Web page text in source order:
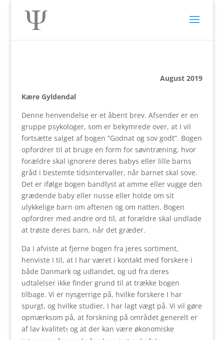
August 2019
Kære Gyldendal
Denne henvendelse er et åbent brev. Afsender er en
gruppe psykologer, som er bekymrede over, at I vil
fortsætte salget af bogen ”Godnat og sov godt”. Bogen
opfordrer til at bruge en form for søvntræning, hvor
forældre skal ignorere deres babys eller lille barns
gråd i bestemte tidsintervaller, når barnet skal sove.
Det er ifølge bogen bandlyst at amme eller vugge den
grædende baby eller nusse eller holde om sit
ulykkelige barn om aftenen og om natten. Bogen
opfordrer med andre ord til, at forældre skal undlade
at trøste deres barn, når det græder.
Da I afviste at fjerne bogen fra jeres sortiment,
henviste I til, at I har været i kontakt med forskere i
både Danmark og udlandet, og ud fra deres
udtalelser ikke finder grund til at trække bogen
tilbage. Vi er nysgerrige på, hvilke forskere I har
spurgt, og hvilke studier, I har lagt vægt på. Vi vil gøre
opmærksom på, at forskning på området generelt er
af lav kvalitet1 og at der kan være økonomiske